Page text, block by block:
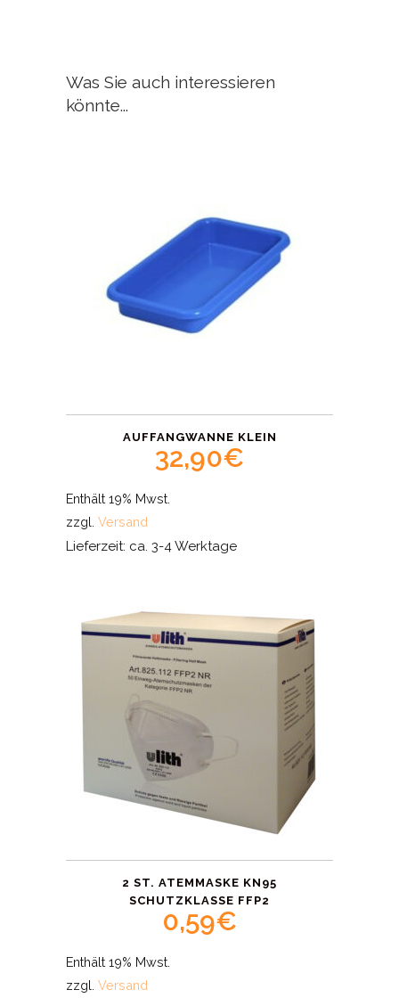
Was Sie auch interessieren
könnte...
AUFFANGWANNE KLEIN
32,90€
Enthält 19% Mwst.
zzgl. Versand
Lieferzeit: ca. 3-4 Werktage
2 ST. ATEMMASKE KN95
SCHUTZKLASSE FFP2
0,59€
Enthält 19% Mwst.
zzgl. Versand